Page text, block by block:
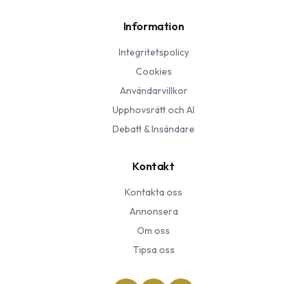
Information
Integritetspolicy
Cookies
Användarvillkor
Upphovsrätt och AI
Debatt & Insändare
Kontakt
Kontakta oss
Annonsera
Om oss
Tipsa oss